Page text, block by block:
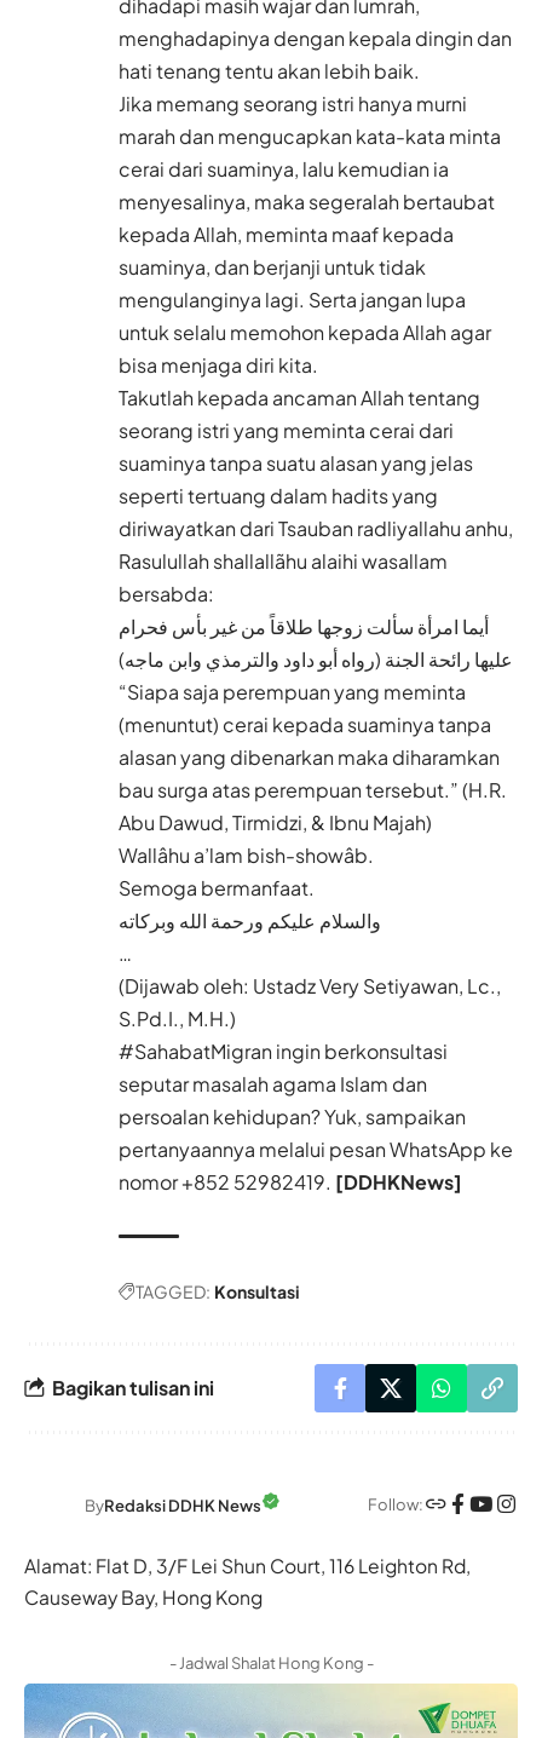
menghadapinya dengan kepala dingin dan
hati tenang tentu akan lebih baik.
Jika memang seorang istri hanya murni
marah dan mengucapkan kata-kata minta
cerai dari suaminya, lalu kemudian ia
menyesalinya, maka segeralah bertaubat
kepada Allah, meminta maaf kepada
suaminya, dan berjanji untuk tidak
mengulanginya lagi. Serta jangan lupa
untuk selalu memohon kepada Allah agar
bisa menjaga diri kita.
Takutlah kepada ancaman Allah tentang
seorang istri yang meminta cerai dari
suaminya tanpa suatu alasan yang jelas
seperti tertuang dalam hadits yang
diriwayatkan dari Tsauban radliyallahu anhu,
Rasulullah shallallãhu alaihi wasallam
bersabda:
أيما امرأة سألت زوجها طلاقاً من غير بأس فحرام
عليها رائحة الجنة (رواه أبو داود والترمذي وابن ماجه)
“Siapa saja perempuan yang meminta
(menuntut) cerai kepada suaminya tanpa
alasan yang dibenarkan maka diharamkan
bau surga atas perempuan tersebut.” (H.R.
Abu Dawud, Tirmidzi, & Ibnu Majah)
Wallâhu a’lam bish-showâb.
Semoga bermanfaat.
والسلام عليكم ورحمة الله وبركاته
…
(Dijawab oleh: Ustadz Very Setiyawan, Lc.,
S.Pd.I., M.H.)
#SahabatMigran ingin berkonsultasi
seputar masalah agama Islam dan
persoalan kehidupan? Yuk, sampaikan
pertanyaannya melalui pesan WhatsApp ke
nomor +852 52982419. [DDHKNews]
TAGGED: Konsultasi
Bagikan tulisan ini
ByRedaksi DDHK News Follow:
Alamat: Flat D, 3/F Lei Shun Court, 116 Leighton Rd,
Causeway Bay, Hong Kong
- Jadwal Shalat Hong Kong -